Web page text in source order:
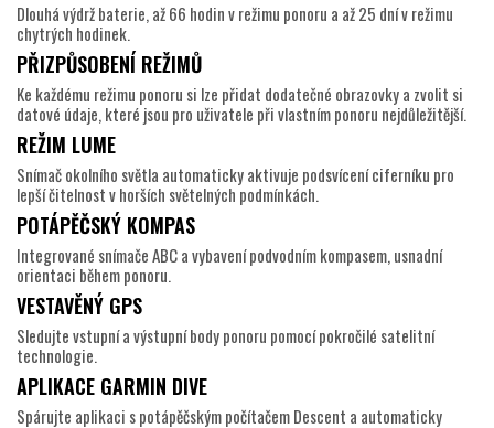
Dlouhá výdrž baterie, až 66 hodin v režimu ponoru a až 25 dní v režimu
chytrých hodinek.
PŘIZPŮSOBENÍ REŽIMŮ
Ke každému režimu ponoru si lze přidat dodatečné obrazovky a zvolit si
datové údaje, které jsou pro uživatele při vlastním ponoru nejdůležitější.
REŽIM LUME
Snímač okolního světla automaticky aktivuje podsvícení ciferníku pro
lepší čitelnost v horších světelných podmínkách.
POTÁPĚČSKÝ KOMPAS
Integrované snímače ABC a vybavení podvodním kompasem, usnadní
orientaci během ponoru.
VESTAVĚNÝ GPS
Sledujte vstupní a výstupní body ponoru pomocí pokročilé satelitní
technologie.
APLIKACE GARMIN DIVE
Spárujte aplikaci s potápěčským počítačem Descent a automaticky